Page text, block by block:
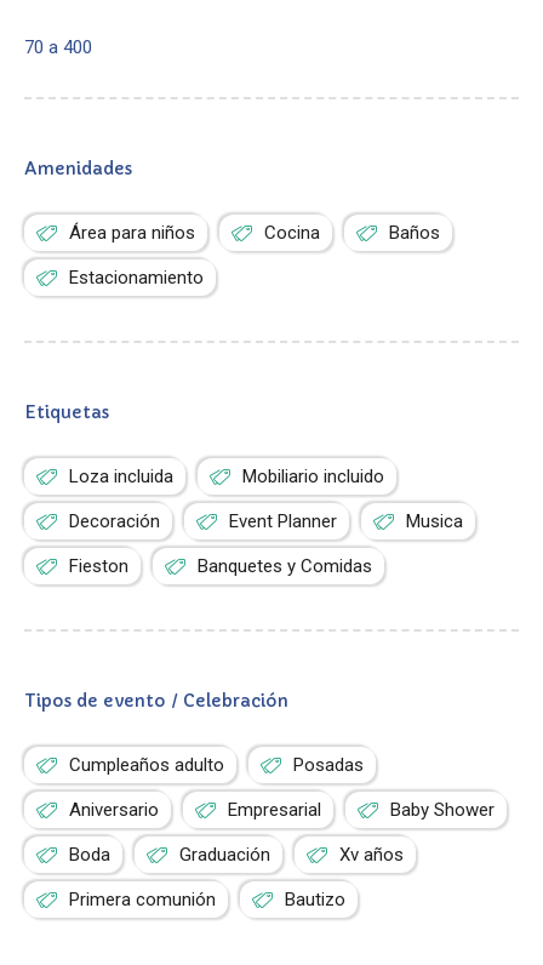
70 a 400
Amenidades
Área para niños Cocina Baños
Estacionamiento
Etiquetas
Loza incluida Mobiliario incluido
Decoración Event Planner Musica
Fieston Banquetes y Comidas
Tipos de evento / Celebración
Cumpleaños adulto Posadas
Aniversario Empresarial Baby Shower
Boda Graduación Xv años
Primera comunión Bautizo